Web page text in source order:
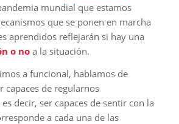
mundial que estamos
que se ponen en marcha
aprendidos reflejarán si hay una
o noa la situación.
a funcional, hablamos de
capaces de regularnos
decir, ser capaces de sentir con la
a cada una de las